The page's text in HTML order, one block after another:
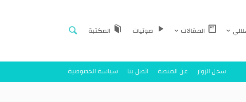
المقالات صوتيات المكتبة
سجل الزوار عن المنصة اتصل بنا سياسة الخصوصية